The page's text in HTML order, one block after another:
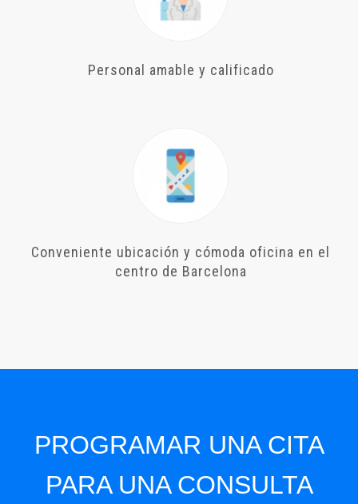
Personal amable y calificado
Conveniente ubicación y cómoda oficina en el
centro de Barcelona
PROGRAMAR UNA CITA
PARA UNA CONSULTA